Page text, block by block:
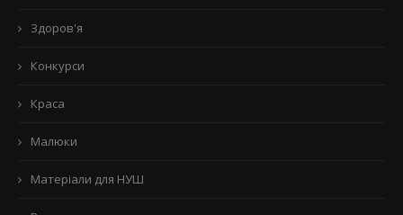
Здоров'я
Конкурси
Краса
Малюки
Матеріали для НУШ